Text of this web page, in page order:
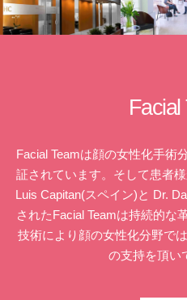
Facial
Facial Teamは顔の女性化手術
証されています。そして患者
Luis Capitan(スペイン)と Dr.
されたFacial Teamは持続的な
技術により顔の女性化分野で
の支持を頂い